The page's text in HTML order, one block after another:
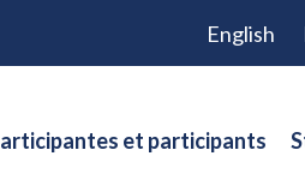
English
et participants